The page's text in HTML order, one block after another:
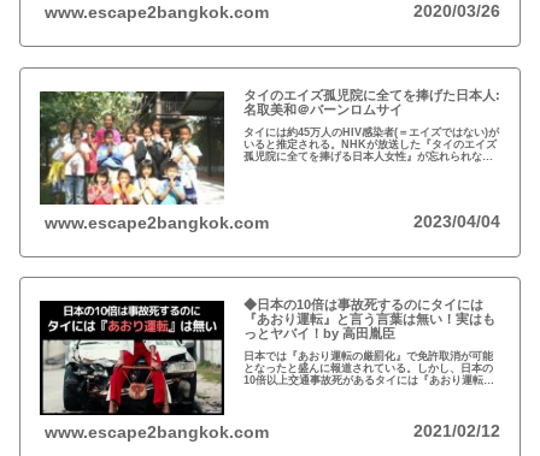
www.escape2bangkok.com 2020/03/26
タイのエイズ孤児院に全てを捧げた日本人:
名取美和＠バーンロムサイ
タイには約45万人のHIV感染者(＝エイズではない)が
いると推定される。NHKが放送した『タイのエイズ
孤児院に全てを捧げる日本人女性』が忘れられな
www.escape2bangkok.com 2023/04/04
◆日本の10倍は事故死するのにタイには
『あおり運転』と言う言葉は無い！実はも
っとヤバイ！by 高田胤臣
日本では『あおり運転の厳罰化』で免許取消が可能
となったと盛んに報道されている。しかし、日本の
10倍以上交通事故死があるタイには『あおり運転』
www.escape2bangkok.com 2021/02/12